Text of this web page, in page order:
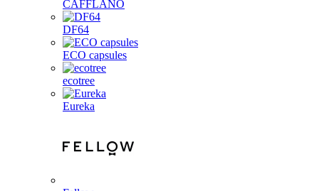
CAFFLANO
DF64
ECO capsules
ecotree
Eureka